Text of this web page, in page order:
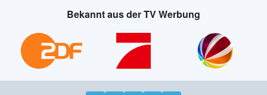
Bekannt aus der TV Werbung